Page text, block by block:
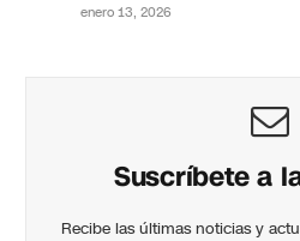
enero 13, 2026
Suscríbete a
Recibe las últimas noticias y